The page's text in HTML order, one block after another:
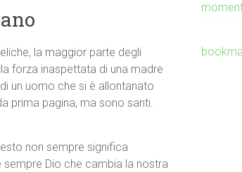
la maggior parte degli
forza inaspettata di una madre
un uomo che si è allontanato
prima pagina, ma sono santi.
non sempre significa
sempre Dio che cambia la nostra